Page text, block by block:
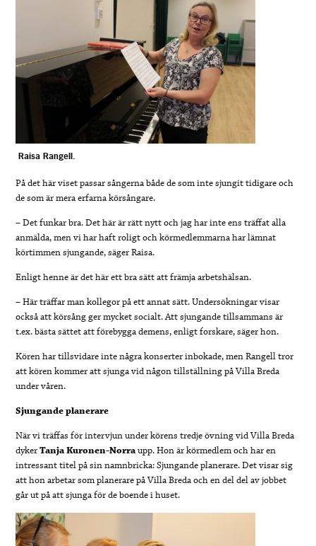
Raisa Rangell.
På det här viset passar sångerna både de som inte sjungit tidigare och
de som är mera erfarna körsångare.
– Det funkar bra. Det här är rätt nytt och jag har inte ens träffat alla
anmälda, men vi har haft roligt och körmedlemmarna har lämnat
körtimmen sjungande, säger Raisa.
Enligt henne är det här ett bra sätt att främja arbetshälsan.
– Här träffar man kollegor på ett annat sätt. Undersökningar visar
också att körsång ger mycket socialt. Att sjungande tillsammans är
t.ex. bästa sättet att förebygga demens, enligt forskare, säger hon.
Kören har tillsvidare inte några konserter inbokade, men Rangell tror
att kören kommer att sjunga vid någon tillställning på Villa Breda
under våren.
Sjungande planerare
När vi träffas för intervjun under körens tredje övning vid Villa Breda
dykerTanja Kuronen-Norraupp. Hon är körmedlem och har en
intressant titel på sin namnbricka: Sjungande planerare. Det visar sig
att hon arbetar som planerare på Villa Breda och en del del av jobbet
går ut på att sjunga för de boende i huset.